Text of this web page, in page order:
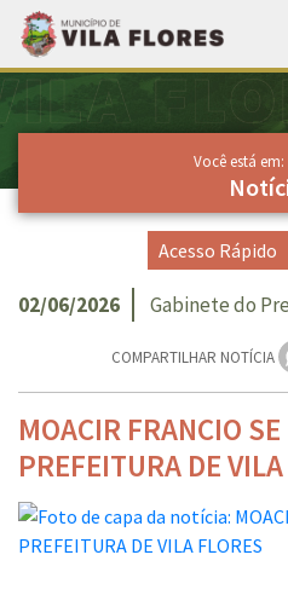
Ir para conteúdo principal
Conteúdo Principal
Você está
02/06/2026 Gabinete do
COMPARTILHAR NOTÍCIA
MOACIR FRANCIO
PREFEITURA DE